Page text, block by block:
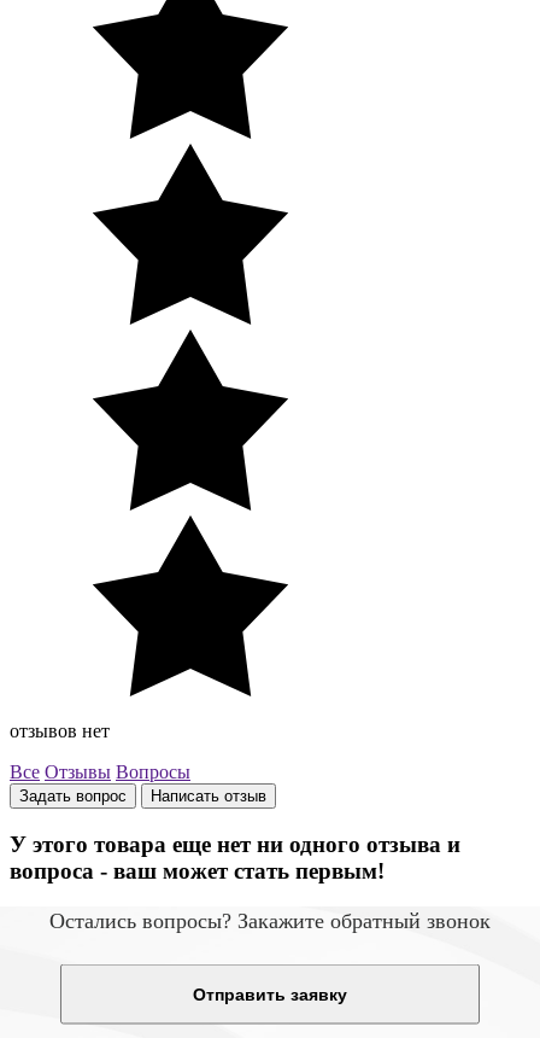
отзывов нет
Все Отзывы Вопросы
Задать вопрос Написать отзыв
У этого товара еще нет ни одного отзыва и
вопроса - ваш может стать первым!
Остались вопросы? Закажите обратный звонок
Отправить заявку